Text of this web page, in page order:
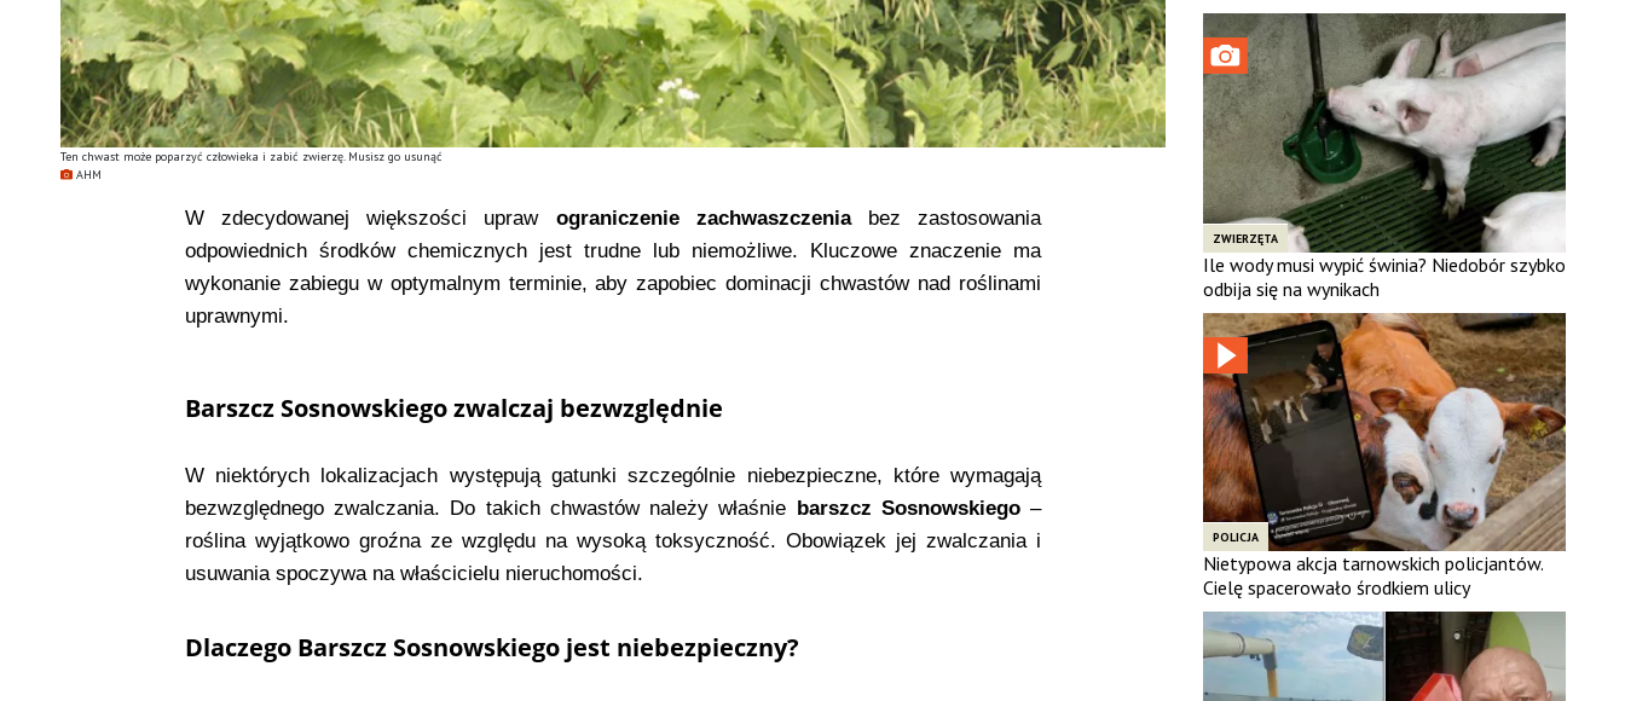
Ten chwast może poparzyć człowieka i zabić zwierzę. Musisz go usunąć
AHM
W zdecydowanej większości upraw ograniczenie zachwaszczenia bez zastosowania
odpowiednich środków chemicznych jest trudne lub niemożliwe. Kluczowe znaczenie ma
wykonanie zabiegu w optymalnym terminie, aby zapobiec dominacji chwastów nad roślinami
uprawnymi.
Barszcz Sosnowskiego zwalczaj bezwzględnie
W niektórych lokalizacjach występują gatunki szczególnie niebezpieczne, które wymagają
bezwzględnego zwalczania. Do takich chwastów należy właśnie barszcz Sosnowskiego–
roślina wyjątkowo groźna ze względu na wysoką toksyczność. Obowiązek jej zwalczania i
usuwania spoczywa na właścicielu nieruchomości.
Dlaczego Barszcz Sosnowskiego jest niebezpieczny?
ZWIERZĘTA
Ile wody musi wypić świnia? Niedobór szybko
odbija się na wynikach
POLICJA
Nietypowa akcja tarnowskich policjantów.
Cielę spacerowało środkiem ulicy